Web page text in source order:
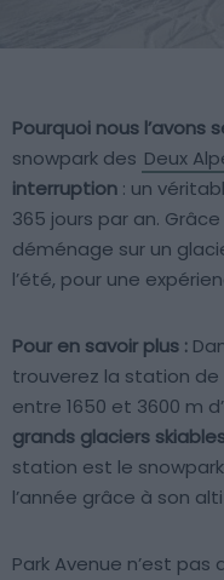
Pourquoi nous l’avons
snowpark des Deux
interruption : un
365 jours par an.
déménage sur un
l’été, pour une
Pour en savoir plus :
trouverez la station de
entre 1650 et 3600 m
grands glaciers
station est le
l’année grâce à son
Park Avenue n’est pas